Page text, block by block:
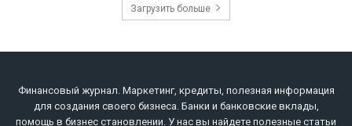
Загрузить больше
Финансовый журнал. Маркетинг, кредиты, полезная информация
для создания своего бизнеса. Банки и банковские вклады,
помощь в бизнес становлении. У нас вы найдете полезные статьи